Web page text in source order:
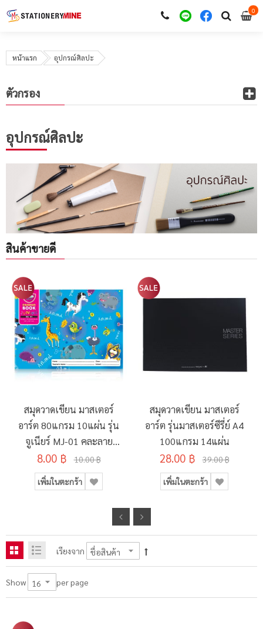
00
หน้าแรก อุปกรณ์ศิลปะ
อุปกรณ์ศิลปะ
สินค้าขายดี
สมุดวาดเขียน มาสเตอร์
อาร์ต 80แกรม 10แผ่น รุ่น
จูเนียร์ MJ-01 คละลาย
190x260มม.
8.00 ฿ 10.00 ฿
เพิ่มในตะกร้า
สมุดวาดเขียน มาสเตอร์
อาร์ต รุ่นมาสเตอร์ซีรี่ย์ A4
100แกรม 14แผ่น
28.00 ฿ 39.00 ฿
เพิ่มในตะกร้า
เรียงจาก
Show per page
ตัวกรอง